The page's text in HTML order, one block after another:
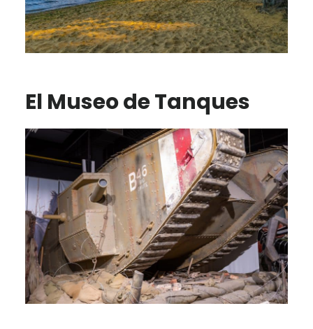
El Museo de Tanques